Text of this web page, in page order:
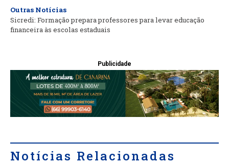
Outras Notícias
Sicredi: Formação prepara professores para levar educação
financeira às escolas estaduais
Publicidade
Notícias Relacionadas